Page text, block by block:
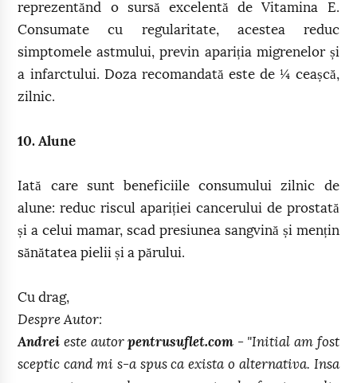
reprezentănd o sursă excelentă de Vitamina E.
Consumate cu regularitate, acestea reduc
simptomele astmului, previn apariția migrenelor și
a infarctului. Doza recomandată este de ¼ ceașcă,
zilnic.
10. Alune
Iată care sunt beneficiile consumului zilnic de
alune: reduc riscul apariției cancerului de prostată
și a celui mamar, scad presiunea sangvină și mențin
sănătatea pielii și a părului.
Cu drag,
Despre Autor:
Andrei este autorpentrusuflet.com - "Initial am fost
sceptic cand mi s-a spus ca exista o alternativa. Insa